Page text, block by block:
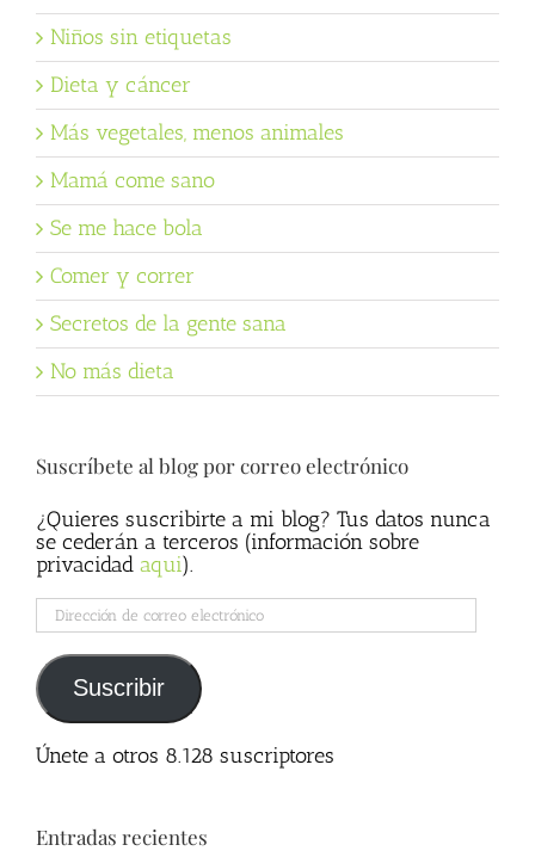
Niños sin etiquetas
Dieta y cáncer
Más vegetales, menos animales
Mamá come sano
Se me hace bola
Comer y correr
Secretos de la gente sana
No más dieta
Suscríbete al blog por correo electrónico
¿Quieres suscribirte a mi blog? Tus datos nunca
se cederán a terceros (información sobre
privacidad aqui).
Dirección
de
correo
electrónico
Suscribir
Únete a otros 8.128 suscriptores
Entradas recientes